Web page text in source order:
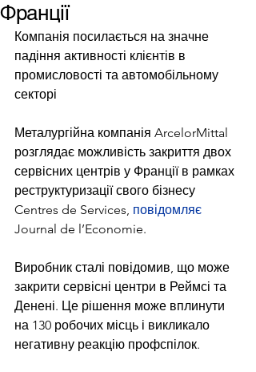
Франції
Компанія посилається на значне
падіння активності клієнтів в
промисловості та автомобільному
секторі
Металургійна компанія ArcelorMittal
розглядає можливість закриття двох
сервісних центрів у Франції в рамках
реструктуризації свого бізнесу
Centres de Services, повідомляє
Journal de l’Economie.
Виробник сталі повідомив, що може
закрити сервісні центри в Реймсі та
Денені. Це рішення може вплинути
на 130 робочих місць і викликало
негативну реакцію профспілок.